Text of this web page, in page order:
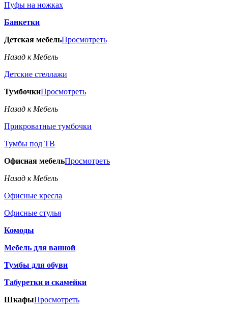
Пуфы на ножках
Банкетки
Детская мебельПросмотреть
Назад к Мебель
Детские стеллажи
ТумбочкиПросмотреть
Назад к Мебель
Прикроватные тумбочки
Тумбы под ТВ
Офисная мебельПросмотреть
Назад к Мебель
Офисные кресла
Офисные стулья
Комоды
Мебель для ванной
Тумбы для обуви
Табуретки и скамейки
ШкафыПросмотреть